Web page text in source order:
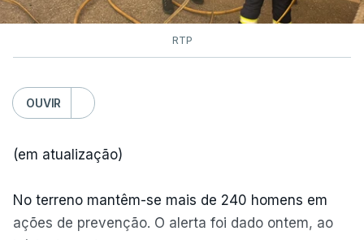
RTP
OUVIR
(em atualização)
No terreno mantêm-se mais de 240 homens em
ações de prevenção. O alerta foi dado ontem, ao